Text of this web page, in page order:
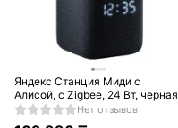
Яндекс Станция Миди с
Алисой, с Zigbee, 24 Вт, черная
Нет отзывов